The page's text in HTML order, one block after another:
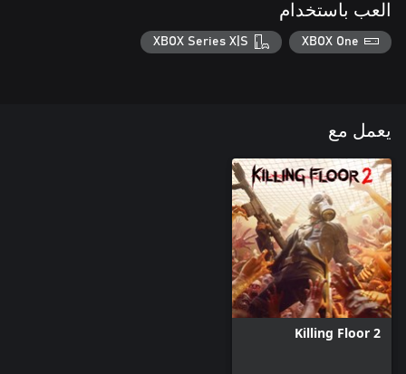
العب باستخدام
XBOX One
XBOX Series X|S
يعمل مع
Killing Floor 2